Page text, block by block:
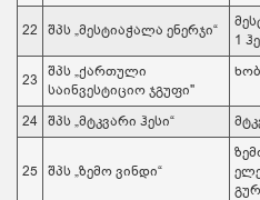
22 შპს „მესტიაჭალა ენერჯი“
1
23
შპს „ქართული
საინვესტიციო ჯგუფი"
24 შპს „მტკვარი ჰესი“
25 შპს „ზემო ვინდი“